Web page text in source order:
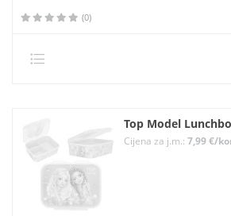
(0)
Top Model
Cijena za j.m.: 7,99 €/